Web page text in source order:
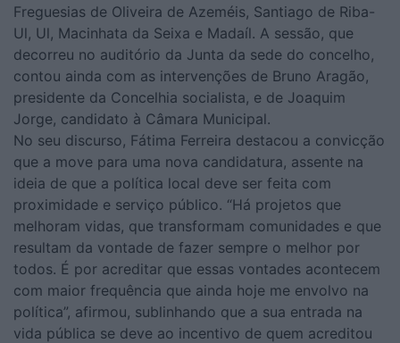
Freguesias de Oliveira de Azeméis, Santiago de Riba-
Ul, Ul, Macinhata da Seixa e Madaíl. A sessão, que
decorreu no auditório da Junta da sede do concelho,
contou ainda com as intervenções de Bruno Aragão,
presidente da Concelhia socialista, e de Joaquim
Jorge, candidato à Câmara Municipal.
No seu discurso, Fátima Ferreira destacou a convicção
que a move para uma nova candidatura, assente na
ideia de que a política local deve ser feita com
proximidade e serviço público. “Há projetos que
melhoram vidas, que transformam comunidades e que
resultam da vontade de fazer sempre o melhor por
todos. É por acreditar que essas vontades acontecem
com maior frequência que ainda hoje me envolvo na
política”, afirmou, sublinhando que a sua entrada na
vida pública se deve ao incentivo de quem acreditou